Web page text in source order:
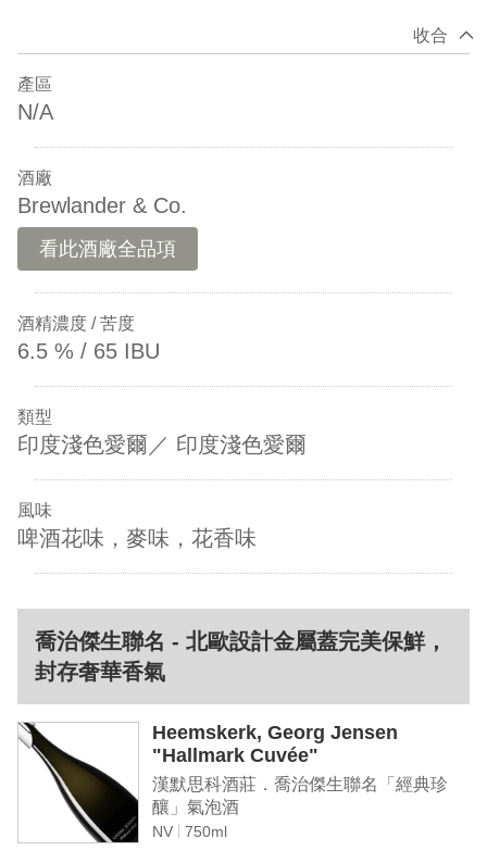
收合
產區
N/A
酒廠
Brewlander & Co.
看此酒廠全品項
酒精濃度 / 苦度
6.5 % / 65 IBU
類型
印度淺色愛爾／ 印度淺色愛爾
風味
啤酒花味，麥味，花香味
喬治傑生聯名 - 北歐設計金屬蓋完美保鮮，
封存奢華香氣
Heemskerk, Georg Jensen
"Hallmark Cuvée"
漢默思科酒莊．喬治傑生聯名「經典珍
釀」氣泡酒
NV 750ml